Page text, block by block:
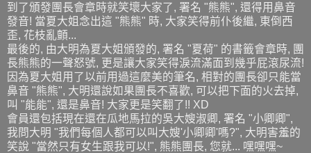
到了頒發團長會章時就笑壞大家了, 署名 "熊熊", 還得用鼻音
發音! 當夏大姐念出這 "熊熊" 時, 大家笑得前仆後繼, 東倒西
歪, 花枝亂顫...
最後的, 由大明為夏大姐頒發的, 署名 "夏荷" 的書籤會章時, 團
長熊熊的一聲怒號, 更是讓大家笑得淚流滿面到幾乎屁滾尿流!
因為夏大姐用了以前用過這麼美的筆名, 相對的團長卻只能當
鼻音 "熊熊", 大明還說如果團長不喜歡, 可以把下面的火去掉,
叫 "能能", 還是鼻音! 大家更是笑翻了!! XD
會員還包括現在還在瓜地馬拉的吳大嫂淑卿, 署名 "小卿卿",
我問大明 "我們每個人都可以叫大嫂'小卿卿'嗎?", 大明害羞的
笑說 "當然只有女生跟我可以!", 熊熊團長, 您就... 嘿嘿嘿~